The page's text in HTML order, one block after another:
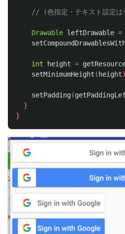
// (色指定・テキスト設定は
Drawable leftDrawable =
int height =
setMinimumHeight ( height
setPadding(
}
}